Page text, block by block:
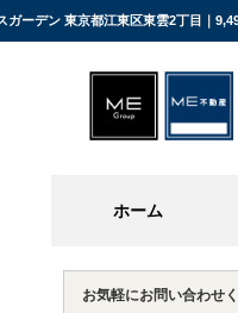
ガーデン 東京都江東区東雲2丁目｜
ホーム
お気軽にお問い合わせ